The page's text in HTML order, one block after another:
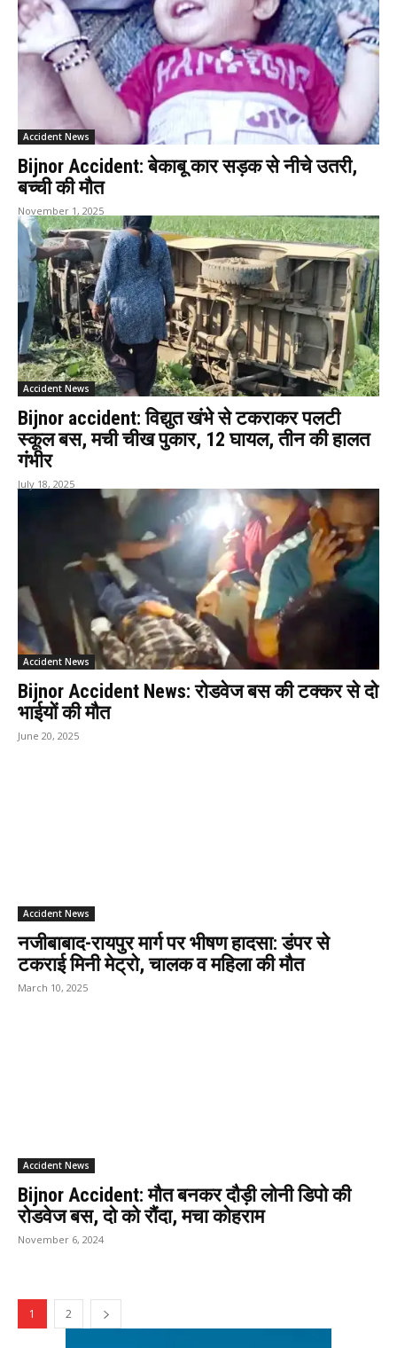
Accident News
Bijnor Accident: बेकाबू कार सड़क से नीचे उतरी,
बच्ची की मौत
November 1, 2025
Accident News
Bijnor accident: विद्युत खंभे से टकराकर पलटी
स्कूल बस, मची चीख पुकार, 12 घायल, तीन की हालत
गंभीर
July 18, 2025
Accident News
Bijnor Accident News: रोडवेज बस की टक्कर से दो
भाईयों की मौत
June 20, 2025
Accident News
नजीबाबाद-रायपुर मार्ग पर भीषण हादसा: डंपर से
टकराई मिनी मेट्रो, चालक व महिला की मौत
March 10, 2025
Accident News
Bijnor Accident: मौत बनकर दौड़ी लोनी डिपो की
रोडवेज बस, दो को रौंदा, मचा कोहराम
November 6, 2024
1 2